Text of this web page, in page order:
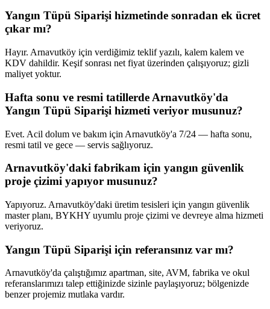
Yangın Tüpü Siparişi hizmetinde sonradan ek ücret
çıkar mı?
Hayır. Arnavutköy için verdiğimiz teklif yazılı, kalem kalem ve
KDV dahildir. Keşif sonrası net fiyat üzerinden çalışıyoruz; gizli
maliyet yoktur.
Hafta sonu ve resmi tatillerde Arnavutköy'da
Yangın Tüpü Siparişi hizmeti veriyor musunuz?
Evet. Acil dolum ve bakım için Arnavutköy'a 7/24 — hafta sonu,
resmi tatil ve gece — servis sağlıyoruz.
Arnavutköy'daki fabrikam için yangın güvenlik
proje çizimi yapıyor musunuz?
Yapıyoruz. Arnavutköy'daki üretim tesisleri için yangın güvenlik
master planı, BYKHY uyumlu proje çizimi ve devreye alma hizmeti
veriyoruz.
Yangın Tüpü Siparişi için referansınız var mı?
Arnavutköy'da çalıştığımız apartman, site, AVM, fabrika ve okul
referanslarımızı talep ettiğinizde sizinle paylaşıyoruz; bölgenizde
benzer projemiz mutlaka vardır.